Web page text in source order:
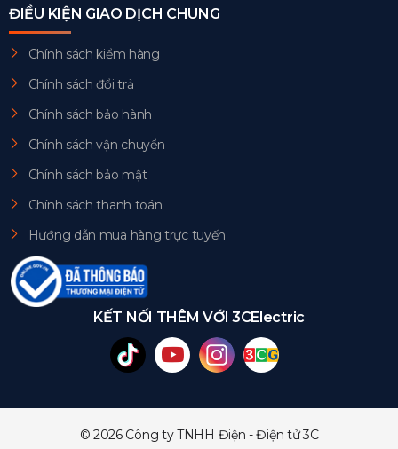
ĐIỀU KIỆN GIAO DỊCH CHUNG
Chính sách kiểm hàng
Chính sách đổi trả
Chính sách bảo hành
Chính sách vận chuyển
Chính sách bảo mật
Chính sách thanh toán
Hướng dẫn mua hàng trực tuyến
KẾT NỐI THÊM VỚI 3CElectric
© 2026 Công ty TNHH Điện - Điện tử 3C